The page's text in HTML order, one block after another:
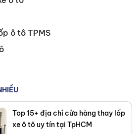
thành viên của Hiệp hội Lốp
tô Việt Nam, luôn cập nhật
kiến thức và công nghệ
thường xuyên khen ngợi khả
giải thích thông tin phức
về lốp xe một cách dễ hiểu
năng tư vấn tận tâm của
ô tô TPMS
Top 15+ địa chỉ cửa hàng thay lốp
xe ô tô uy tín tại TpHCM